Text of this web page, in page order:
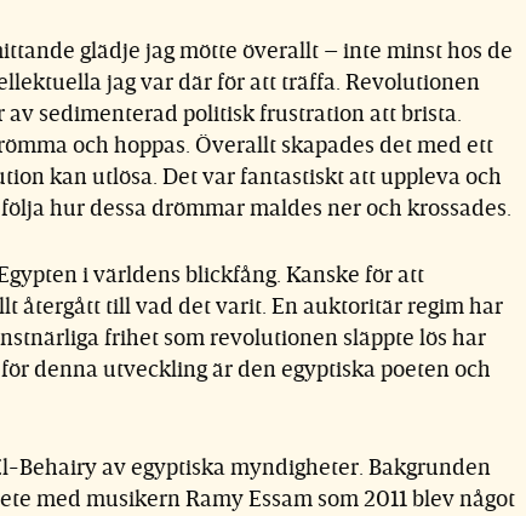
glädje jag mötte överallt – inte minst hos de
jag var där för att träffa. Revolutionen
sedimenterad politisk frustration att brista.
och hoppas. Överallt skapades det med ett
kan utlösa. Det var fantastiskt att uppleva och
hur dessa drömmar maldes ner och krossades.
i världens blickfång. Kanske för att
återgått till vad det varit. En auktoritär regim har
frihet som revolutionen släppte lös har
denna utveckling är den egyptiska poeten och
Behairy av egyptiska myndigheter. Bakgrunden
med musikern Ramy Essam som 2011 blev något